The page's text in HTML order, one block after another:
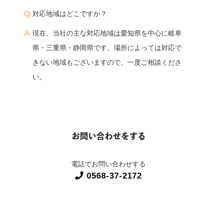
対応地域はどこですか？
現在、当社の主な対応地域は愛知県を中心に岐阜
県・三重県・静岡県です。場所によっては対応で
きない地域もございますので、一度ご相談くださ
い。
お問い合わせをする
電話でお問い合わせする
0568-37-2172